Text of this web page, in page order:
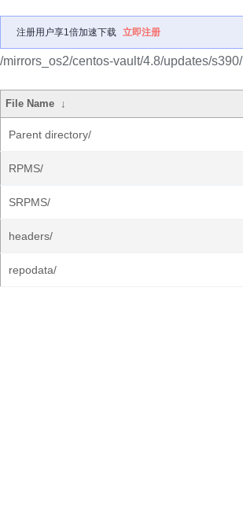
注册用户享1倍加速下载 立即注册
/mirrors_os2/centos-vault/4.8/updates/s390/
File Name ↓
Parent directory/
RPMS/
SRPMS/
headers/
repodata/